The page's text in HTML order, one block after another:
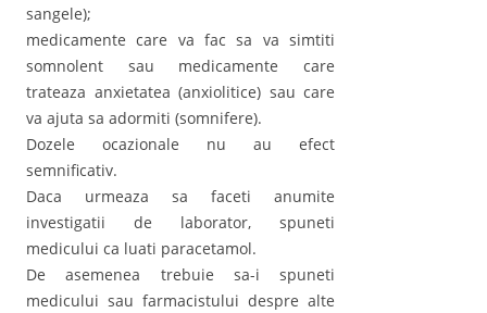
sangele);
medicamente care va fac sa va simtiti
somnolent sau medicamente care
trateaza anxietatea (anxiolitice) sau care
va ajuta sa adormiti (somnifere).
Dozele ocazionale nu au efect
semnificativ.
Daca urmeaza sa faceti anumite
investigatii de laborator, spuneti
medicului ca luati paracetamol.
De asemenea trebuie sa-i spuneti
medicului sau farmacistului despre alte